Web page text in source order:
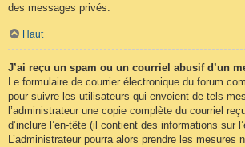
des messages privés.
Haut
J’ai reçu un spam ou un courriel abusif d’un
Le formulaire de courrier électronique du forum
pour suivre les utilisateurs qui envoient de tels
l’administrateur une copie complète du courriel
d’inclure l’en-tête (il contient des informations sur
L’administrateur pourra alors prendre les mesures